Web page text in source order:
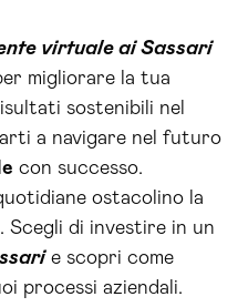
virtuale ai Sassari
migliorare la tua
sostenibili nel
a navigare nel futuro
con successo.
ostacolino la
Scegli di investire in un
e scopri come
processi aziendali.